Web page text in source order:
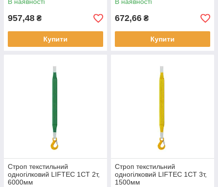
957,48 ₴
Купити
672,66 ₴
Купити
Строп текстильний
одногілковий LIFTEC 1СТ 2т,
6000мм
Строп текстильний
одногілковий LIFTEC 1СТ 3т,
1500мм